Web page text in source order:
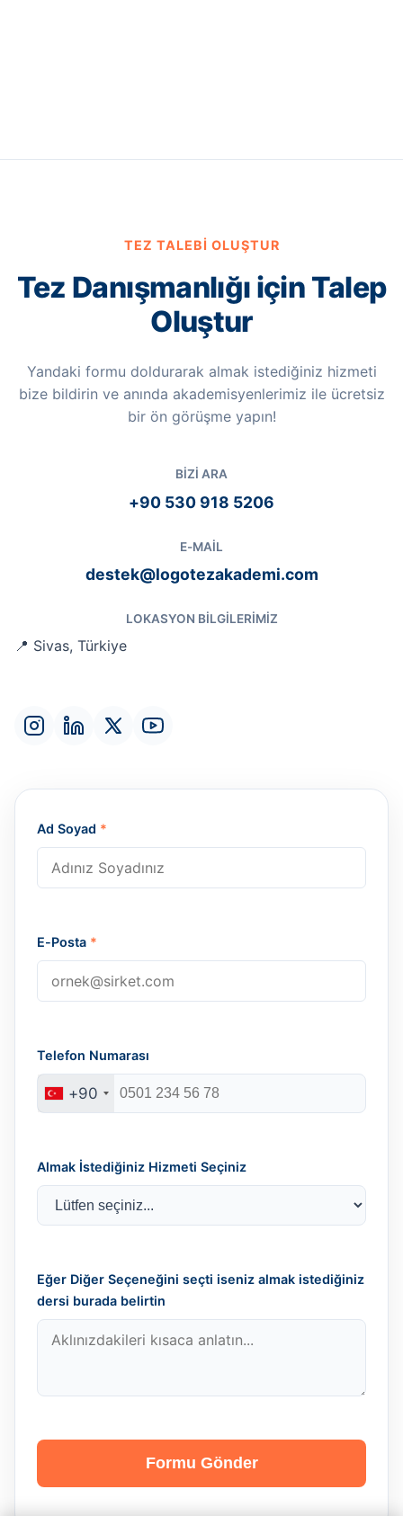
TEZ TALEBI OLUŞTUR
Tez Danışmanlığı için Talep
Oluştur
Yandaki formu doldurarak almak istediğiniz hizmeti
bize bildirin ve anında akademisyenlerimiz ile ücretsiz
bir ön görüşme yapın!
BIZI ARA
+90 530 918 5206
E-MAIL
destek@logotezakademi.com
LOKASYON BILGILERIMIZ
📍 Sivas, Türkiye
Ad Soyad *
E-Posta *
Telefon Numarası
+90
Almak İstediğiniz Hizmeti Seçiniz
Eğer Diğer Seçeneğini seçti iseniz almak istediğiniz
dersi burada belirtin
Formu Gönder